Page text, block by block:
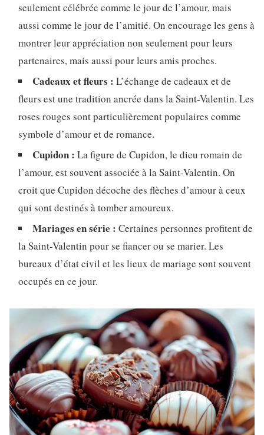
seulement célébrée comme le jour de l’amour, mais
aussi comme le jour de l’amitié. On encourage les gens à
montrer leur appréciation non seulement pour leurs
partenaires, mais aussi pour leurs amis proches.
Cadeaux et fleurs : L’échange de cadeaux et de
fleurs est une tradition ancrée dans la Saint-Valentin. Les
roses rouges sont particulièrement populaires comme
symbole d’amour et de romance.
Cupidon : La figure de Cupidon, le dieu romain de
l’amour, est souvent associée à la Saint-Valentin. On
croit que Cupidon décoche des flèches d’amour à ceux
qui sont destinés à tomber amoureux.
Mariages en série : Certaines personnes profitent de
la Saint-Valentin pour se fiancer ou se marier. Les
bureaux d’état civil et les lieux de mariage sont souvent
occupés en ce jour.